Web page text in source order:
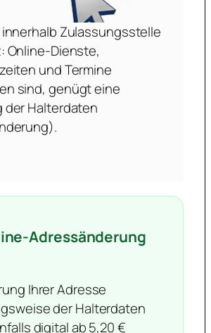
innerhalb Zulassungsstelle
Online-Dienste,
und Termine
sind, genügt eine
der Halterdaten
Adressänderung
Ihrer Adresse
der Halterdaten
digital ab 5,20 €